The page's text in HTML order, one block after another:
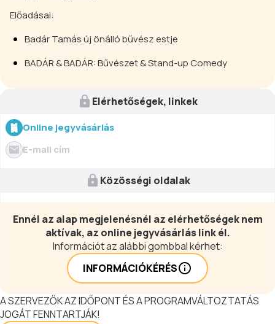
Előadásai:
Badár Tamás új önálló bűvész estje
BADÁR & BADÁR: Bűvészet & Stand-up Comedy
Elérhetőségek, linkek
Online jegyvásárlás
E-mail cím
Közösségi oldalak
Ennél az alap megjelenésnél az elérhetőségek nem
aktívak, az online jegyvásárlás link él.
Információt az alábbi gombbal kérhet:
INFORMÁCIÓKÉRÉS
A SZERVEZŐK AZ IDŐPONT ÉS A PROGRAMVÁLTOZTATÁS
JOGÁT FENNTARTJÁK!